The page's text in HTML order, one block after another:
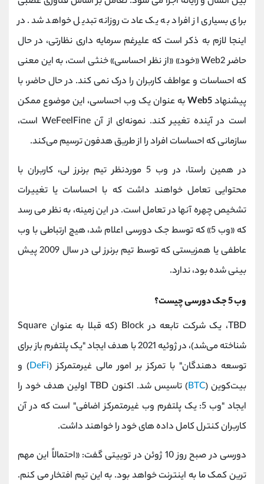
برای بسیاری از افراد به یک عادت روزانه تبدیل خواهد شد. در
اینجا لازم به ذکر است که علیرغم سرمایه داری نظارتی، در حال
حاضر Web2 «خود» «از نظر احساسی» خنثی است، به این معنی
که احساسات و عواطف کاربران را درک نمی کند. در حال حاضر، با
پیشنهادWeb5به عنوان یک وب احساسی، این موضوع ممکن
است در آینده تغییر کند. نمونه‌ای از آن WeFeelFine است،
سازمانی که احساسات افراد را از طریق هدفون ترسیم می‌کند.
در همین راستا، در وب 5 موردنظر تیم برنرز لی، کاربران با
محتوایی تعامل خواهند داشت که با احساسات یا تغییرات
تشخیص چهره آنها در تعامل است. در این زمینه، به نظر می رسد
که «وب 5» که توسط جک دورسی اعلام شد، هیچ ارتباطی با وب
عاطفی یا همزیستی که توسط تیم برنرز لی در سال 2009 پیش
بینی شده بود، ندارد.
وب 5 جک دورسی چیست؟
TBD، یک شرکت تابعه در Block (که قبلا به عنوان Square
شناخته می‌شد)، در ژوئیه 2021 با هدف ایجاد "یک پلتفرم باز برای
توسعه دهندگان" با تمرکز بر امور مالی غیرمتمرکز (DeFi) و
بیت‌کوین (BTC
) تاسیس شد. اکنون TBD اولین هدف خود را
ایجاد "وب 5: یک پلتفرم وب غیرمتمرکز اضافی" است که در آن
کاربران کنترل کامل داده های خود را خواهند داشت.
دورسی در صبح روز 10 ژوئن در توییتی گفت: «احتمالاً این مهم
ترین کمک ما به اینترنت خواهد بود. به این تیم افتخار می کنم.